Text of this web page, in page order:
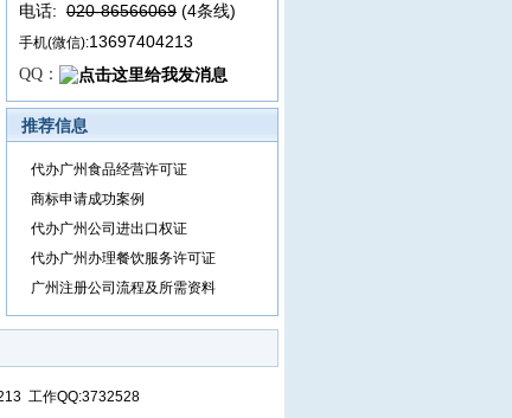
电话: 020-86566069 (4条线)
手机(微信):13697404213
QQ：
推荐信息
代办广州食品经营许可证
商标申请成功案例
代办广州公司进出口权证
代办广州办理餐饮服务许可证
广州注册公司流程及所需资料
工作QQ:3732528